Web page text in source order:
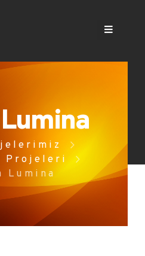
Projeleri
Lumina
LUMINA